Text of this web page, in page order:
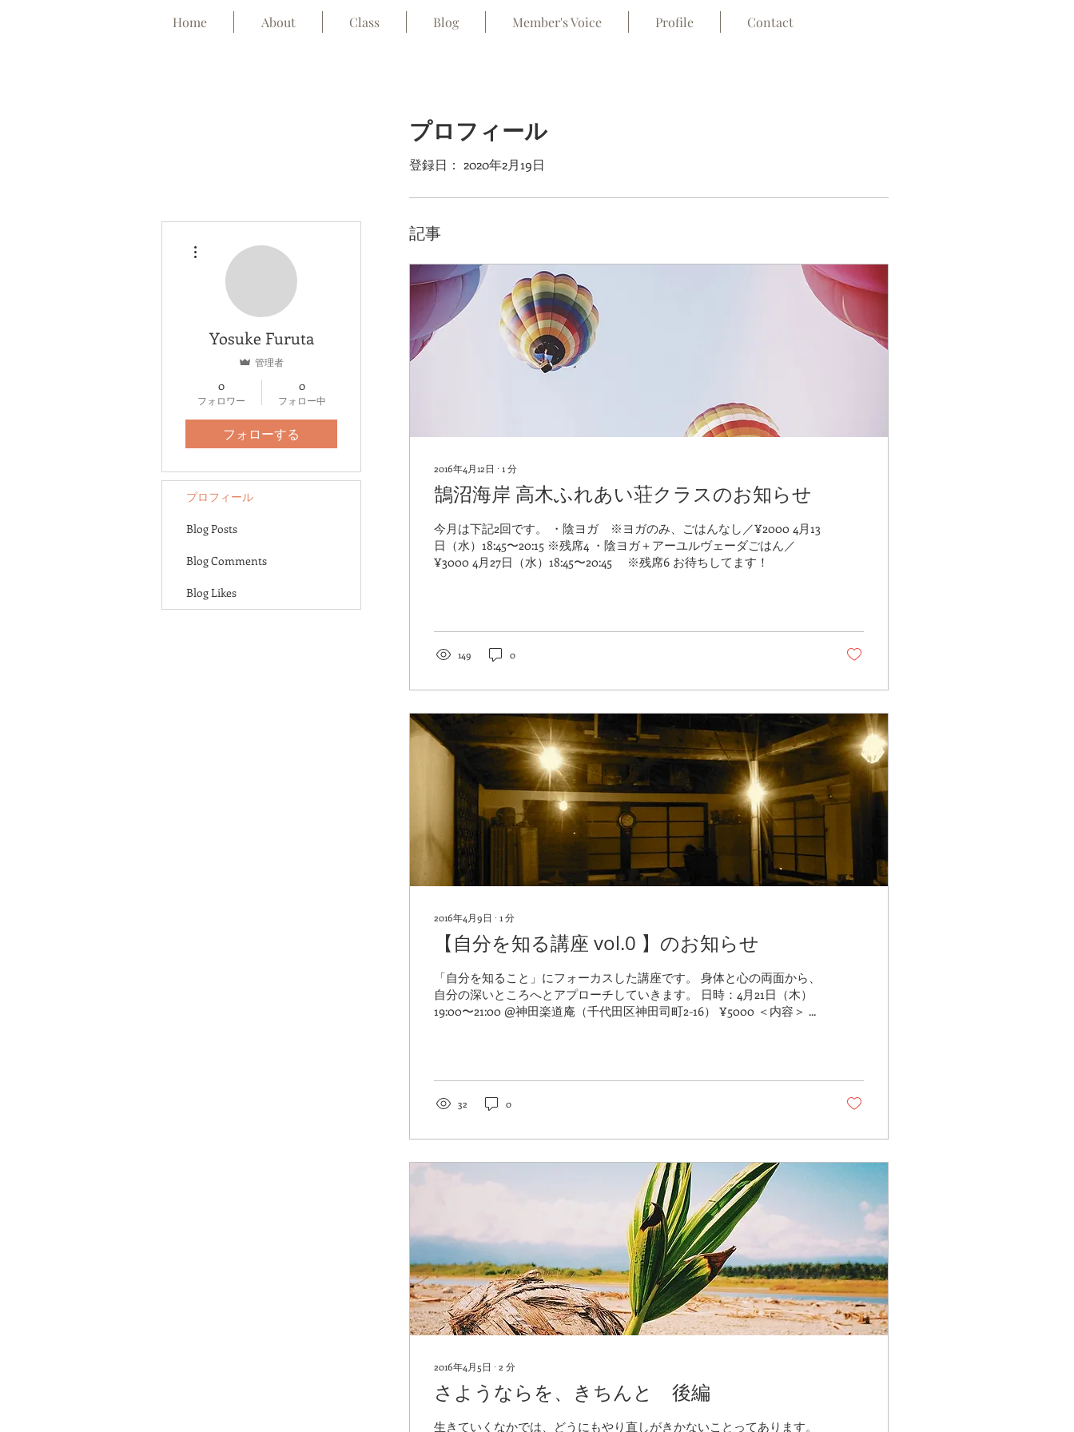
Home About Class Blog Member's Voice Profile Contact
プロフィール
登録日： 2020年2月19日
記事
2016年4月12日 ∙ 1 分
鵠沼海岸 高木ふれあい荘クラスのお知らせ
今月は下記2回です。 ・陰ヨガ ※ヨガのみ、ごはんなし／¥2000 4月13
日（水）18:45〜20:15 ※残席4 ・陰ヨガ＋アーユルヴェーダごはん／
¥3000 4月27日（水）18:45〜20:45 ※残席6 お待ちしてます！
149 0
2016年4月9日 ∙ 1 分
【自分を知る講座 vol.0 】のお知らせ
「自分を知ること」にフォーカスした講座です。 身体と心の両面から、
自分の深いところへとアプローチしていきます。 日時：4月21日（木）
19:00〜21:00 @神田楽道庵（千代田区神田司町2-16） ¥5000 ＜内容＞ ...
32 0
2016年4月5日 ∙ 2 分
さようならを、きちんと 後編
生きていくなかでは、どうにもやり直しがきかないことってあります。
Yosuke Furuta
管理者
0
フォロワー
0
フォロー中
フォローする
プロフィール
Blog Posts
Blog Comments
Blog Likes